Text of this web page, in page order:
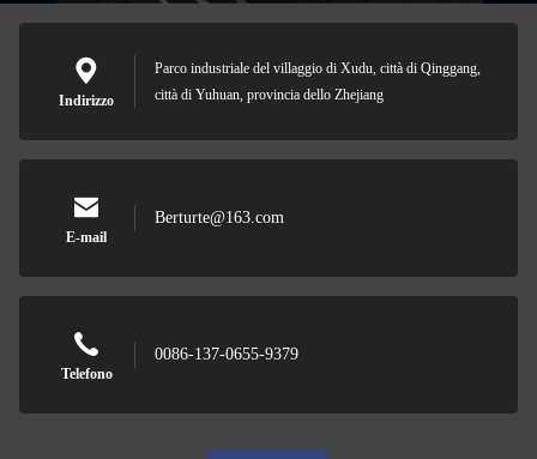
Indirizzo
Parco industriale del villaggio di Xudu, città di Qinggang,
città di Yuhuan, provincia dello Zhejiang
E-mail
Berturte@163.com
Telefono
0086-137-0655-9379